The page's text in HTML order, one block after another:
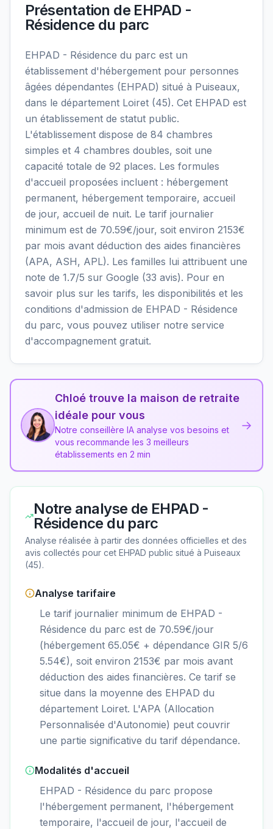
Présentation de EHPAD -
Résidence du parc
EHPAD - Résidence du parc est un
établissement d'hébergement pour personnes
âgées dépendantes (EHPAD) situé à Puiseaux,
dans le département Loiret (45). Cet EHPAD est
un établissement de statut public.
L'établissement dispose de 84 chambres
simples et 4 chambres doubles, soit une
capacité totale de 92 places. Les formules
d'accueil proposées incluent : hébergement
permanent, hébergement temporaire, accueil
de jour, accueil de nuit. Le tarif journalier
minimum est de 70.59€/jour, soit environ 2153€
par mois avant déduction des aides financières
(APA, ASH, APL). Les familles lui attribuent une
note de 1.7/5 sur Google (33 avis). Pour en
savoir plus sur les tarifs, les disponibilités et les
conditions d'admission de EHPAD - Résidence
du parc, vous pouvez utiliser notre service
d'accompagnement gratuit.
Chloé trouve la maison de retraite
idéale pour vous
Notre conseillère IA analyse vos besoins et
vous recommande les 3 meilleurs
établissements en 2 min
→
Notre analyse de EHPAD -
Résidence du parc
Analyse réalisée à partir des données officielles et des
avis collectés pour cet EHPAD public situé à Puiseaux
(45).
Analyse tarifaire
Le tarif journalier minimum de EHPAD -
Résidence du parc est de 70.59€/jour
(hébergement 65.05€ + dépendance GIR 5/6
5.54€), soit environ 2153€ par mois avant
déduction des aides financières. Ce tarif se
situe dans la moyenne des EHPAD du
département Loiret. L'APA (Allocation
Personnalisée d'Autonomie) peut couvrir
une partie significative du tarif dépendance.
Modalités d'accueil
EHPAD - Résidence du parc propose
l'hébergement permanent, l'hébergement
temporaire, l'accueil de jour, l'accueil de